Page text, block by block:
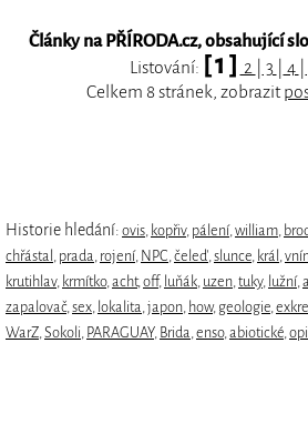
Články na PŘÍRODA.cz, obsahující
Listování: [ 1 ] 2 3 4
Celkem 8 stránek, zobrazit
Historie hledání: ovis, kopřiv, pálení,william,
chřástal , prada, rojení, NPC,čeleď,slunce, král ,
krutihlav, krmítko,acht,off, luňák, uzen,tuky, lužní,
zapalovač,sex, lokalita,japon, how, geologie,
WarZ,Sokoli, PARAGUAY, Brida,enso,abiotické,